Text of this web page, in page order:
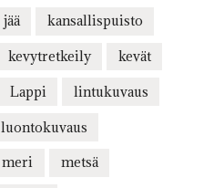
jää kansallispuisto
kevytretkeily kevät
Lappi lintukuvaus
luontokuvaus
meri metsä